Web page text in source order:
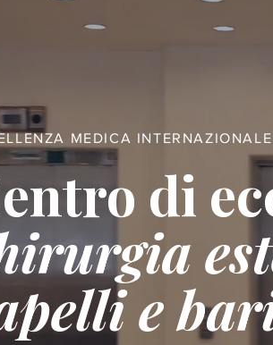
MEDICA INTERNAZIONALE
di
e